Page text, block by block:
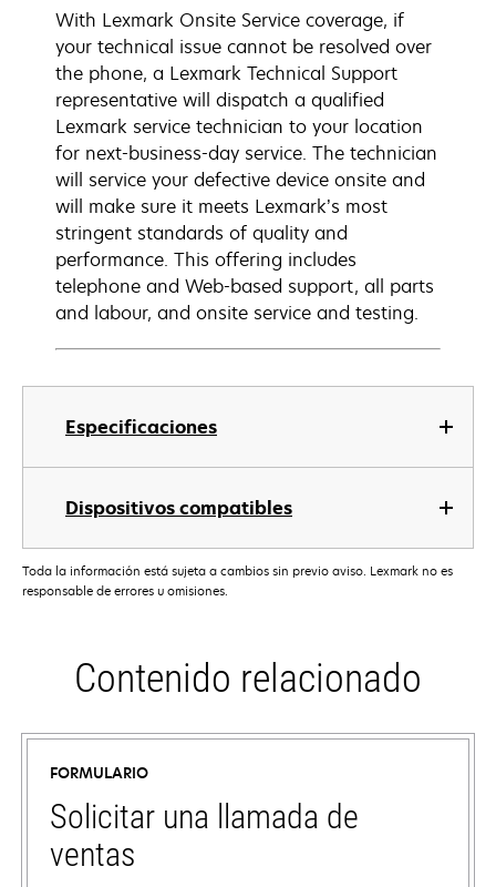
Especificaciones
Dispositivos compatibles
With Lexmark Onsite Service coverage, if
your technical issue cannot be resolved over
the phone, a Lexmark Technical Support
representative will dispatch a qualified
Lexmark service technician to your location
for next-business-day service. The technician
will service your defective device onsite and
will make sure it meets Lexmark’s most
stringent standards of quality and
performance. This offering includes
telephone and Web-based support, all parts
and labour, and onsite service and testing.
Toda la información está sujeta a cambios sin previo aviso. Lexmark no es
responsable de errores u omisiones.
Contenido relacionado
FORMULARIO
Solicitar una llamada de
ventas